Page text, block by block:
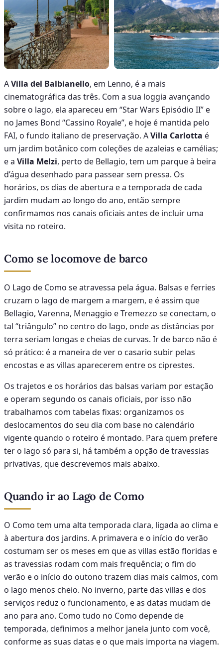
AVilla del Balbianello, em Lenno, é a mais
cinematográfica das três. Com a sua loggia avançando
sobre o lago, ela apareceu em “Star Wars Episódio II” e
no James Bond “Cassino Royale”, e hoje é mantida pelo
FAI, o fundo italiano de preservação. AVilla Carlotta é
um jardim botânico com coleções de azaleias e camélias;
e a Villa Melzi, perto de Bellagio, tem um parque à beira
d’água desenhado para passear sem pressa. Os
horários, os dias de abertura e a temporada de cada
jardim mudam ao longo do ano, então sempre
confirmamos nos canais oficiais antes de incluir uma
visita no roteiro.
Como se locomove de barco
O Lago de Como se atravessa pela água. Balsas e ferries
cruzam o lago de margem a margem, e é assim que
Bellagio, Varenna, Menaggio e Tremezzo se conectam, o
tal “triângulo” no centro do lago, onde as distâncias por
terra seriam longas e cheias de curvas. Ir de barco não é
só prático: é a maneira de ver o casario subir pelas
encostas e as villas aparecerem entre os ciprestes.
Os trajetos e os horários das balsas variam por estação
e operam segundo os canais oficiais, por isso não
trabalhamos com tabelas fixas: organizamos os
deslocamentos do seu dia com base no calendário
vigente quando o roteiro é montado. Para quem prefere
ter o lago só para si, há também a opção de travessias
privativas, que descrevemos mais abaixo.
Quando ir ao Lago de Como
O Como tem uma alta temporada clara, ligada ao clima e
à abertura dos jardins. A primavera e o início do verão
costumam ser os meses em que as villas estão floridas e
as travessias rodam com mais frequência; o fim do
verão e o início do outono trazem dias mais calmos, com
o lago menos cheio. No inverno, parte das villas e dos
serviços reduz o funcionamento, e as datas mudam de
ano para ano. Como tudo no Como depende de
temporada, definimos a melhor janela junto com você,
conforme as suas datas e o que mais importa na viagem.